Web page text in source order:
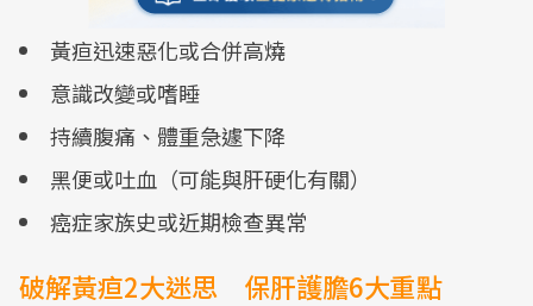
黃疸迅速惡化或合併高燒
意識改變或嗜睡
持續腹痛、體重急遽下降
黑便或吐血（可能與肝硬化有關）
癌症家族史或近期檢查異常
破解黃疸2大迷思 保肝護膽6大重點